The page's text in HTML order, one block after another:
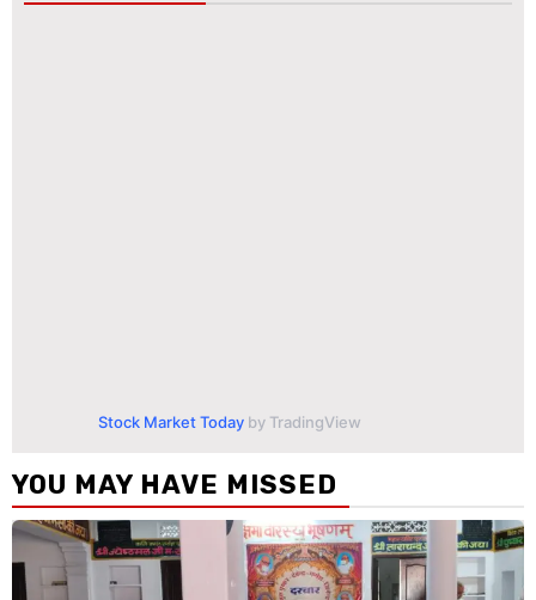
Stock Market Today by TradingView
YOU MAY HAVE MISSED